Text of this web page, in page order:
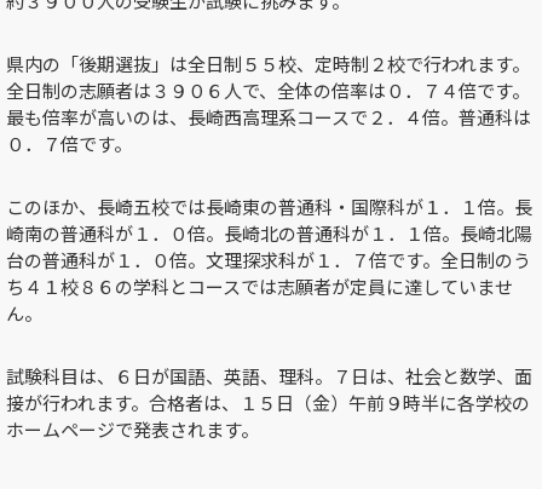
県内の「後期選抜」は全日制５５校、定時制２校で行われます。
全日制の志願者は３９０６人で、全体の倍率は０．７４倍です。
最も倍率が高いのは、長崎西高理系コースで２．４倍。普通科は
０．７倍です。
このほか、長崎五校では長崎東の普通科・国際科が１．１倍。長
崎南の普通科が１．０倍。長崎北の普通科が１．１倍。長崎北陽
台の普通科が１．０倍。文理探求科が１．７倍です。全日制のう
ち４１校８６の学科とコースでは志願者が定員に達していませ
ん。
試験科目は、６日が国語、英語、理科。７日は、社会と数学、面
接が行われます。合格者は、１５日（金）午前９時半に各学校の
ホームページで発表されます。